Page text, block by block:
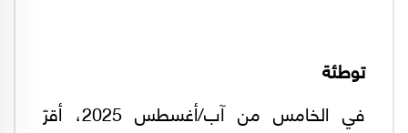
توطئة
في الخامس من آب/أغسطس 2025، أقرّ